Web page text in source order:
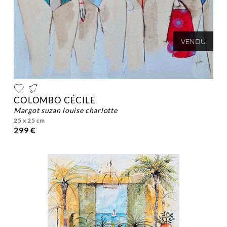
VENDU
COLOMBO CÉCILE
margot suzan louise charlotte
25 x 25 cm
299 €